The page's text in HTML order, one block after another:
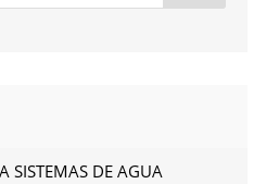
SISTEMAS DE AGUA